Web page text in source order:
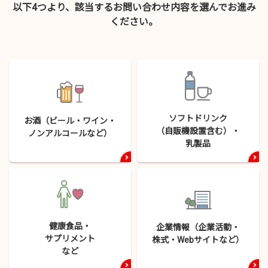
以下4つより、該当するお問い合わせ内容を選んでお進み
ください。
お酒（ビール・ ワイン・
ノンアルコールなど）
ソフトドリンク
（自販機設置含む）・
乳製品
健康食品・
サプリメント
など
企業情報（企業活動・
株式・ Webサイトなど）